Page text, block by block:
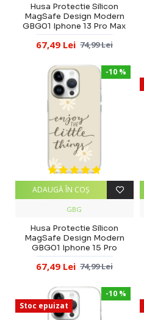
Husa Protectie Silicon
MagSafe Design Modern
GBG01 Iphone 13 Pro Max
67,49 Lei 74,99 Lei
-10 %
GBG
Husa Protectie Silicon
MagSafe Design Modern
GBG01 Iphone 15 Pro
67,49 Lei 74,99 Lei
ADAUGĂ ÎN COŞ
-10 %
Stoc epuizat